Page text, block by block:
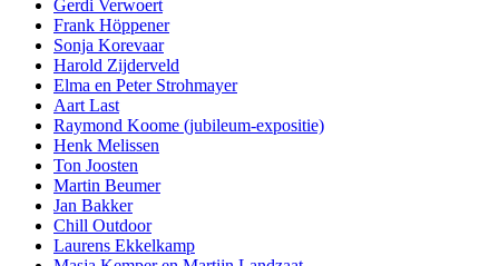
Gerdi Verwoert
Frank Höppener
Sonja Korevaar
Harold Zijderveld
Elma en Peter Strohmayer
Aart Last
Raymond Koome (jubileum-expositie)
Henk Melissen
Ton Joosten
Martin Beumer
Jan Bakker
Chill Outdoor
Laurens Ekkelkamp